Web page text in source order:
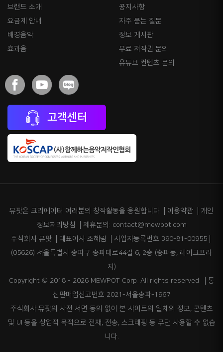
브랜드 소개
요금제 안내
배경음악
효과음
공지사항
자주 묻는 질문
정보 게시판
무료 저작권 문의
유튜브 컨텐츠 문의
고객센터
뮤팟은 크리에이터 여러분의 창작활동을 응원합니다 이용약관
개인
정보처리방침
제휴문의: contact@mewpot.com
주식회사 뮤팟
대표이사 조혜림
사업자등록번호 390-81-00955
(05626) 서울특별시 송파구 송파대로44길 6, 2층 (송파동, 레이크프라
자)
Copyright © 2018 - 2026 MEWPOT Corp. All rights reserved.
통
신판매업신고번호 2021-서울송파-1967
주식회사 뮤팟의 사전 서면 동의 없이 본 사이트의 일체의 정보, 콘텐츠
및 UI 등을 상업적 목적으로 전재, 전송, 스크래핑 등 무단 사용할 수 없습
니다.